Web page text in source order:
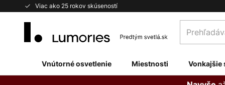
Viac ako 25 rokov skúseností
Skip
obchod
Vnútorné osvetlenie Miestnosti Vonkajšie